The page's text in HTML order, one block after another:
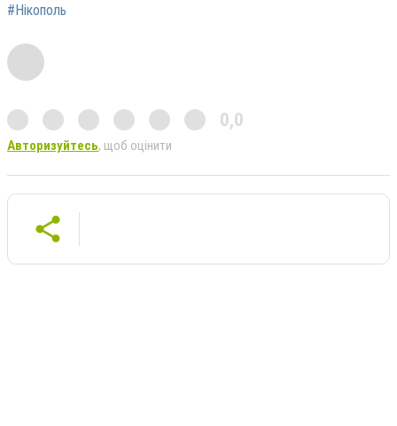
#Нікополь
0,0
Авторизуйтесь, щоб оцінити